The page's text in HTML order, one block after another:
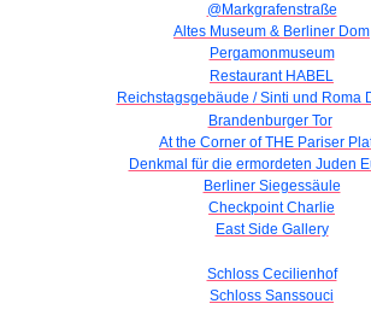
@Markgrafenstraße
Altes Museum & Berliner Dom
Pergamonmuseum
Restaurant HABEL
Reichstagsgebäude / Sinti und Roma
Brandenburger Tor
At the Corner of THE Pariser
Denkmal für die ermordeten Juden
Berliner Siegessäule
Checkpoint Charlie
East Side Gallery
Schloss Cecilienhof
Schloss Sanssouci